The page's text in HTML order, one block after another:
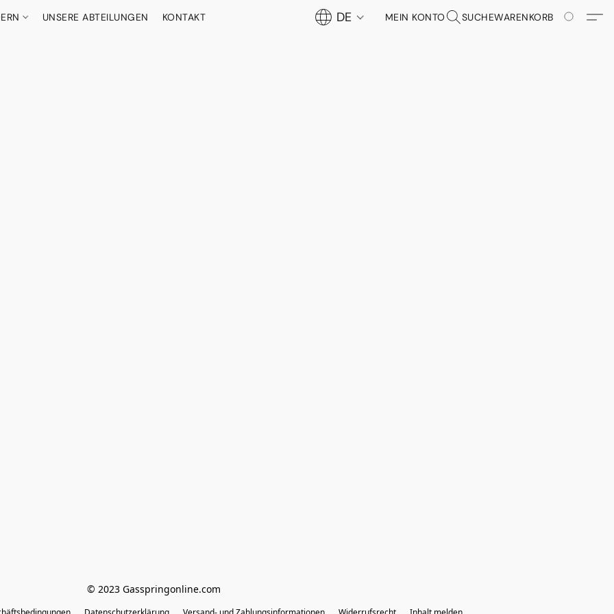
UNSERE ABTEILUNGEN KONTAKT DE MEIN KONTO SUCHEWARENKORB
© 2023 Gasspringonline.com